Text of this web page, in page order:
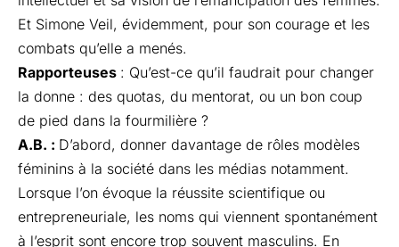
Et Simone Veil, évidemment, pour son courage et les
combats qu’elle a menés.
Rapporteuses : Qu’est-ce qu’il faudrait pour changer
la donne : des quotas, du mentorat, ou un bon coup
de pied dans la fourmilière ?
A.B. : D’abord, donner davantage de rôles modèles
féminins à la société dans les médias notamment.
Lorsque l’on évoque la réussite scientifique ou
entrepreneuriale, les noms qui viennent spontanément
à l’esprit sont encore trop souvent masculins. En